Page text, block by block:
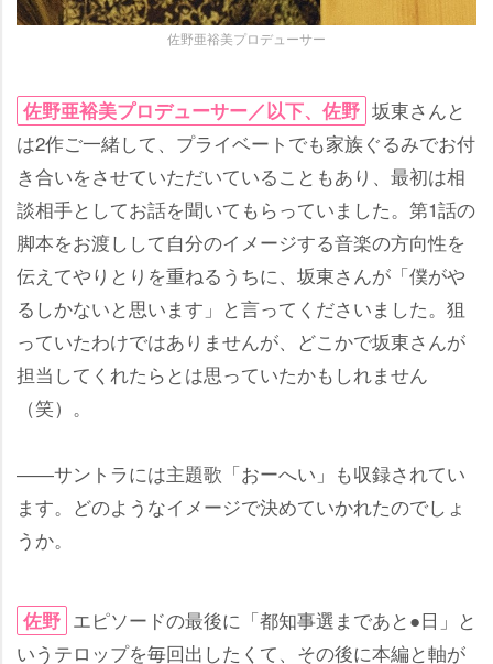
佐野亜裕美プロデューサー
佐野亜裕美プロデューサー／以下、佐野 坂東さんと
は2作ご一緒して、プライベートでも家族ぐるみでお付
き合いをさせていただいていることもあり、最初は相
談相手としてお話を聞いてもらっていました。第1話の
脚本をお渡しして自分のイメージする音楽の方向性を
伝えてやりとりを重ねるうちに、坂東さんが「僕が
るしかないと思います」と言ってくださいました。狙
っていたわけではありませんが、どこかで坂東さんが
担当してくれたらとは思っていたかもしれません
（笑）。
――サントラには主題歌「おーへい」も収録されてい
ます。どのようなイメージで決めていかれたのでしょ
うか。
佐野 エピソードの最後に「都知事選まであと●日」と
いうテロップを毎回出したくて、その後に本編と軸が